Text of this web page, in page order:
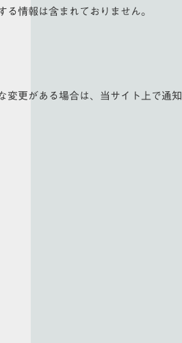
情報は含まれておりません。
更がある場合は、当サイト上で通知